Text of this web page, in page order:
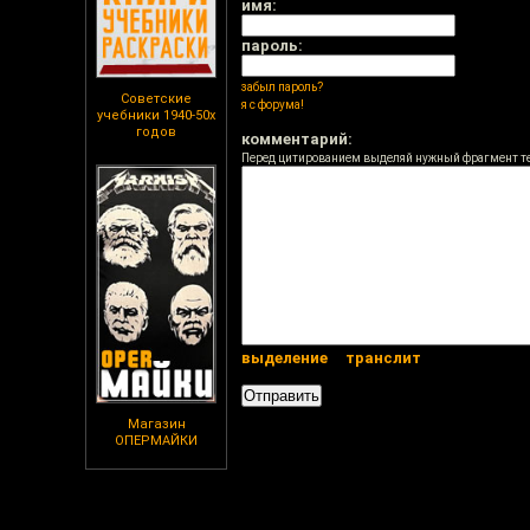
Советские
учебники 1940-50х
годов
Магазин
ОПЕРМАЙКИ
имя:
пароль:
забыл пароль?
я с форума!
комментарий:
Перед цитированием выделяй нужный фрагмент
выделение транслит